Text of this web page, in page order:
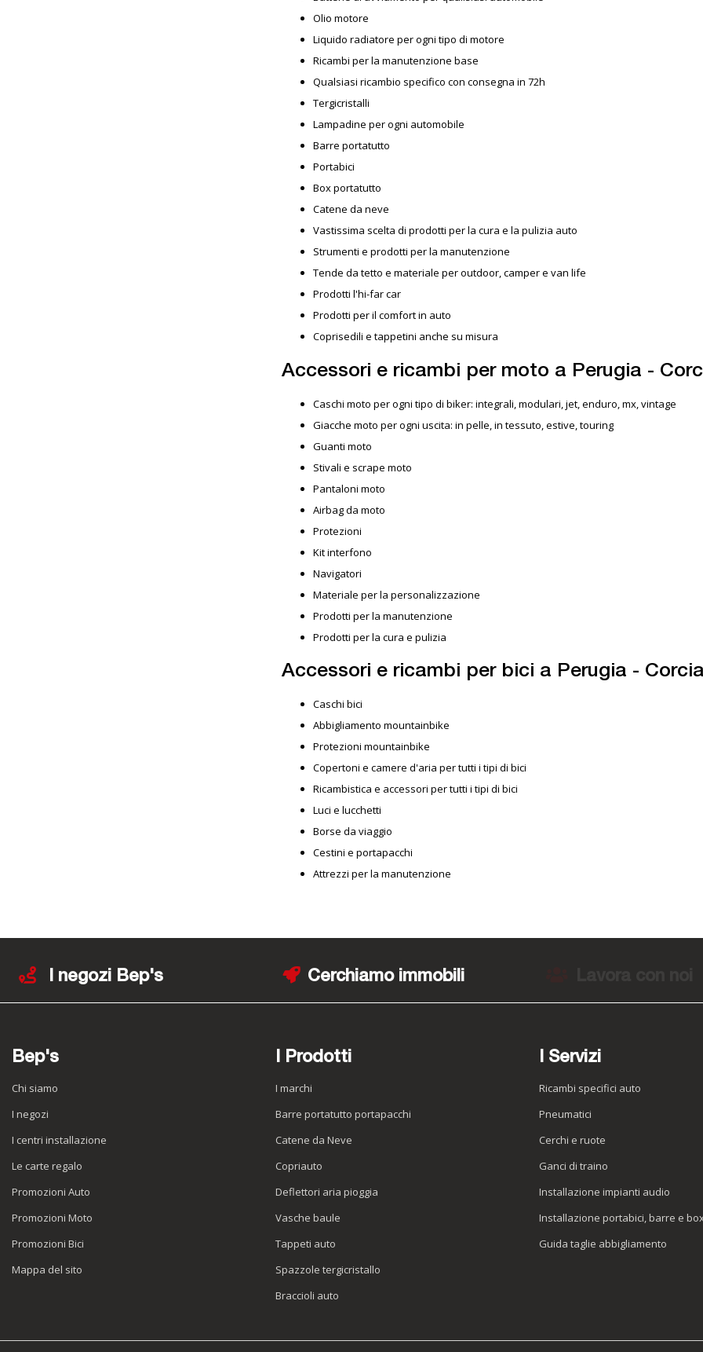
Olio motore
Liquido radiatore per ogni tipo di motore
Ricambi per la manutenzione base
Qualsiasi ricambio specifico con consegna in 72h
Tergicristalli
Lampadine per ogni automobile
Barre portatutto
Portabici
Box portatutto
Catene da neve
Vastissima scelta di prodotti per la cura e la pulizia auto
Strumenti e prodotti per la manutenzione
Tende da tetto e materiale per outdoor, camper e van life
Prodotti l'hi-far car
Prodotti per il comfort in auto
Coprisedili e tappetini anche su misura
Accessori e ricambi per moto a Perugia -
Caschi moto per ogni tipo di biker: integrali, modulari, jet, enduro, mx, vintage
Giacche moto per ogni uscita: in pelle, in tessuto, estive, touring
Guanti moto
Stivali e scrape moto
Pantaloni moto
Airbag da moto
Protezioni
Kit interfono
Navigatori
Materiale per la personalizzazione
Prodotti per la manutenzione
Prodotti per la cura e pulizia
Accessori e ricambi per bici a Perugia -
Caschi bici
Abbigliamento mountainbike
Protezioni mountainbike
Copertoni e camere d'aria per tutti i tipi di bici
Ricambistica e accessori per tutti i tipi di bici
Luci e lucchetti
Borse da viaggio
Cestini e portapacchi
Attrezzi per la manutenzione
I negozi Bep's Cerchiamo immobili
Bep's
Chi siamo
I negozi
I centri installazione
Le carte regalo
Promozioni Auto
Promozioni Moto
Promozioni Bici
Mappa del sito
I Prodotti
I marchi
Barre portatutto portapacchi
Catene da Neve
Copriauto
Deflettori aria pioggia
Vasche baule
Tappeti auto
Spazzole tergicristallo
Braccioli auto
I Servizi
Ricambi specifici auto
Pneumatici
Cerchi e ruote
Ganci di traino
Installazione impianti audio
Installazione portabici, barre e
Guida taglie abbigliamento